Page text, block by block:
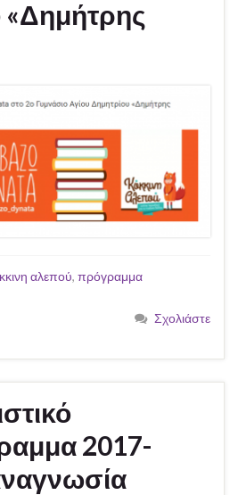
«Δημήτρης
αλεπού, πρόγραμμα
Σχολιάστε
2017-